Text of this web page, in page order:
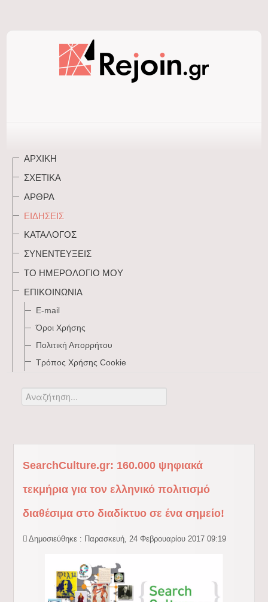
ΑΡΧΙΚΉ
ΣΧΕΤΙΚΆ
ΆΡΘΡΑ
ΕΙΔΉΣΕΙΣ
ΚΑΤΆΛΟΓΟΣ
ΣΥΝΕΝΤΕΎΞΕΙΣ
ΤΟ ΗΜΕΡΟΛΌΓΙΌ ΜΟΥ
ΕΠΙΚΟΙΝΩΝΊΑ
E-mail
Όροι Χρήσης
Πολιτική Απορρήτου
Τρόπος Xρήσης Cookie
Αναζήτηση...
SearchCulture.gr: 160.000 ψηφιακά
τεκμήρια για τον ελληνικό πολιτισμό
διαθέσιμα στο διαδίκτυο σε ένα σημείο!
Δημοσιεύθηκε : Παρασκευή, 24 Φεβρουαρίου 2017 09:19